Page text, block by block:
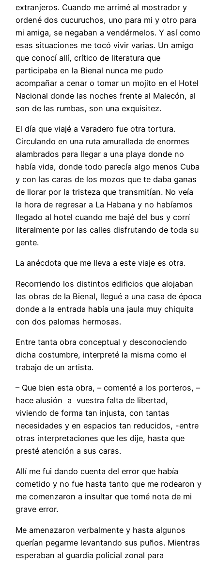
extranjeros. Cuando me arrimé al mostrador y
ordené dos cucuruchos, uno para mi y otro para
mi amiga, se negaban a vendérmelos. Y así como
esas situaciones me tocó vivir varias. Un amigo
que conocí allí, crítico de literatura que
participaba en la Bienal nunca me pudo
acompañar a cenar o tomar un mojito en el Hotel
Nacional donde las noches frente al Malecón, al
son de las rumbas, son una exquisitez.
El día que viajé a Varadero fue otra tortura.
Circulando en una ruta amurallada de enormes
alambrados para llegar a una playa donde no
había vida, donde todo parecía algo menos Cuba
y con las caras de los mozos que te daba ganas
de llorar por la tristeza que transmitían. No veía
la hora de regresar a La Habana y no habíamos
llegado al hotel cuando me bajé del bus y corrí
literalmente por las calles disfrutando de toda su
gente.
La anécdota que me lleva a este viaje es otra.
Recorriendo los distintos edificios que alojaban
las obras de la Bienal, llegué a una casa de época
donde a la entrada había una jaula muy chiquita
con dos palomas hermosas.
Entre tanta obra conceptual y desconociendo
dicha costumbre, interpreté la misma como el
trabajo de un artista.
– Que bien esta obra, – comenté a los porteros, –
hace alusión a vuestra falta de libertad,
viviendo de forma tan injusta, con tantas
necesidades y en espacios tan reducidos, -entre
otras interpretaciones que les dije, hasta que
presté atención a sus caras.
Allí me fui dando cuenta del error que había
cometido y no fue hasta tanto que me rodearon y
me comenzaron a insultar que tomé nota de mi
grave error.
Me amenazaron verbalmente y hasta algunos
querían pegarme levantando sus puños. Mientras
esperaban al guardia policial zonal para